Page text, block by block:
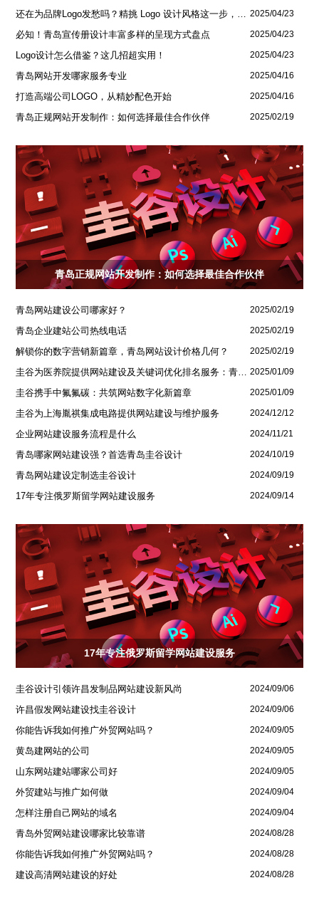
还在为品牌Logo发愁吗？精挑 Logo 设计风格这一步，轻松铸就独属于你的品牌魅力 2025/04/23
必知！青岛宣传册设计丰富多样的呈现方式盘点 2025/04/23
Logo设计怎么借鉴？这几招超实用！ 2025/04/23
青岛网站开发哪家服务专业 2025/04/16
打造高端公司LOGO，从精妙配色开始 2025/04/16
青岛正规网站开发制作：如何选择最佳合作伙伴 2025/02/19
青岛正规网站开发制作：如何选择最佳合作伙伴
青岛网站建设公司哪家好？ 2025/02/19
青岛企业建站公司热线电话 2025/02/19
解锁你的数字营销新篇章，青岛网站设计价格几何？ 2025/02/19
2025/01/09
圭谷携手中氟氟碳：共筑网站数字化新篇章 2025/01/09
圭谷为上海胤祺集成电路提供网站建设与维护服务 2024/12/12
企业网站建设服务流程是什么 2024/11/21
青岛哪家网站建设强？首选青岛圭谷设计 2024/10/19
青岛网站建设定制选圭谷设计 2024/09/19
17年专注俄罗斯留学网站建设服务 2024/09/14
17年专注俄罗斯留学网站建设服务
圭谷设计引领许昌发制品网站建设新风尚 2024/09/06
许昌假发网站建设找圭谷设计 2024/09/06
你能告诉我如何推广外贸网站吗？ 2024/09/05
黄岛建网站的公司 2024/09/05
山东网站建站哪家公司好 2024/09/05
外贸建站与推广如何做 2024/09/04
怎样注册自己网站的域名 2024/09/04
青岛外贸网站建设哪家比较靠谱 2024/08/28
你能告诉我如何推广外贸网站吗？ 2024/08/28
建设高清网站建设的好处 2024/08/28